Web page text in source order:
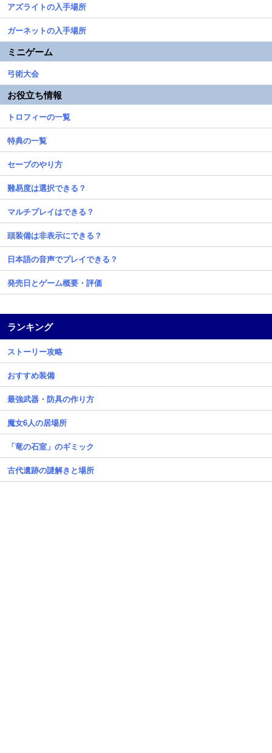
アズライトの入手場所
ガーネットの入手場所
ミニゲーム
弓術大会
お役立ち情報
トロフィーの一覧
特典の一覧
セーブのやり方
難易度は選択できる？
マルチプレイはできる？
頭装備は非表示にできる？
日本語の音声でプレイできる？
発売日とゲーム概要・評価
ランキング
ストーリー攻略
おすすめ装備
最強武器・防具の作り方
魔女6人の居場所
「竜の石室」のギミック
古代遺跡の謎解きと場所